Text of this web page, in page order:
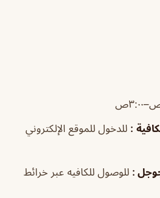
: للدخول للموقع الإلكتروني
: للوصول للكافيه عبر خرائط